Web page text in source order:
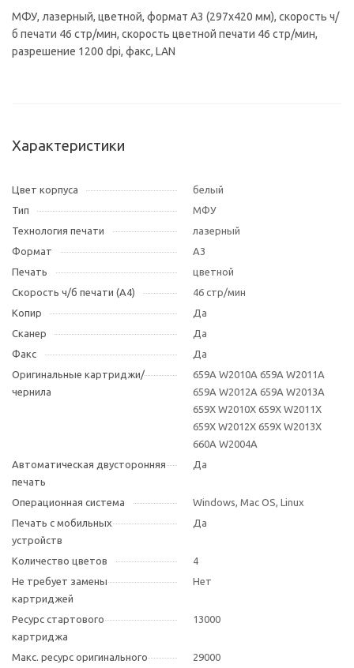
МФУ, лазерный, цветной, формат A3 (297x420 мм), скорость ч/
б печати 46 стр/мин, скорость цветной печати 46 стр/мин,
разрешение 1200 dpi, факс, LAN
Характеристики
Цвет корпуса
белый
Тип
МФУ
Технология печати
лазерный
Формат
A3
Печать
цветной
Скорость ч/б печати (А4)
46 стр/мин
Копир
Да
Сканер
Да
Факс
Да
Оригинальные картриджи/
чернила
659A W2010A 659A W2011A
659A W2012A 659A W2013A
659X W2010X 659X W2011X
659X W2012X 659X W2013X
660A W2004A
Автоматическая двусторонняя
печать
Да
Операционная система
Windows, Mac OS, Linux
Печать с мобильных
устройств
Да
Количество цветов
4
Не требует замены
картриджей
Нет
Ресурс стартового
картриджа
13000
Макс. ресурс оригинального
29000